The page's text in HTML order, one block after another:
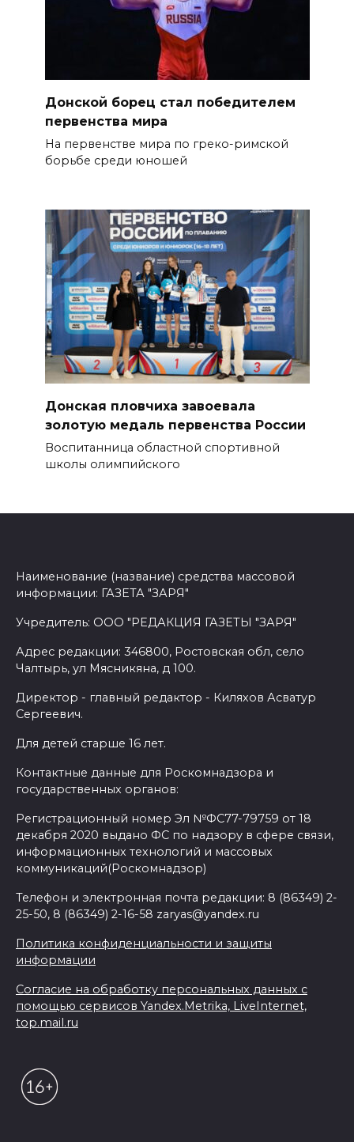
Донской борец стал победителем
первенства мира
На первенстве мира по греко-римской
борьбе среди юношей
Донская пловчиха завоевала
золотую медаль первенства России
Воспитанница областной спортивной
школы олимпийского
Наименование (название) средства массовой
информации: ГАЗЕТА "ЗАРЯ"
Учредитель: ООО "РЕДАКЦИЯ ГАЗЕТЫ "ЗАРЯ"
Адрес редакции: 346800, Ростовская обл, село
Чалтырь, ул Мясникяна, д 100.
Директор - главный редактор - Киляхов Асватур
Сергеевич.
Для детей старше 16 лет.
Контактные данные для Роскомнадзора и
государственных органов:
Регистрационный номер Эл №ФС77-79759 от 18
декабря 2020 выдано ФС по надзору в сфере связи,
информационных технологий и массовых
коммуникаций(Роскомнадзор)
Телефон и электронная почта редакции: 8 (86349) 2-
25-50, 8 (86349) 2-16-58 zaryas@yandex.ru
Политика конфиденциальности и защиты
информации
Согласие на обработку персональных данных с
помощью сервисов Yandex.Metrika, LiveInternet,
top.mail.ru